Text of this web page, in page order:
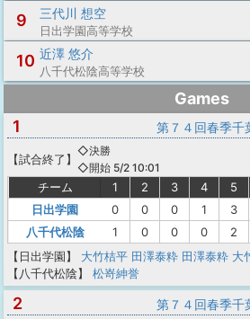
9 三代川 想空
日出学園高等学校
10 近澤 悠介
八千代松陰高等学校
Games
1
第７４回春季千
【試合終了 】
◇決勝
◇開始 5/2 10:01
チーム 1 2 3 4 5
日出学園
0 0 0 1 3
八千代松陰
1 0 0 0 2
【日出学園】
大竹桔平 田澤泰粋 田澤泰粋 大
【八千代松陰】
松嵜紳誉
2 第７４回春季千